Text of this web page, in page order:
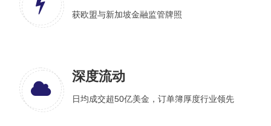
获欧盟与新加坡金融监管牌照
深度流动
日均成交超50亿美金，订单簿厚度行业领先